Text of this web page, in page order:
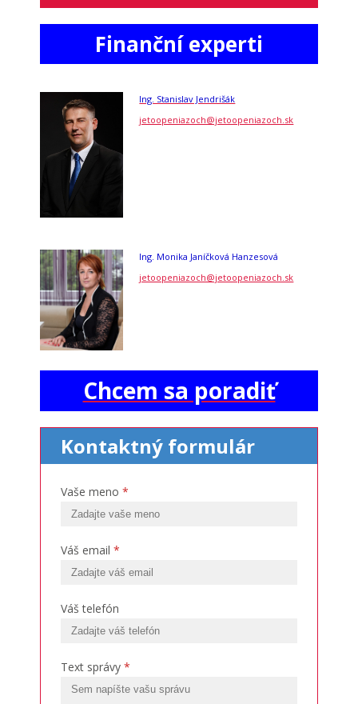
Finanční experti
Ing. Stanislav Jendrišák
jetoopeniazoch@jetoopeniazoch.sk
Ing. Monika Janíčková Hanzesová
jetoopeniazoch@jetoopeniazoch.sk
Chcem sa poradiť
Kontaktný formulár
Vaše meno *
Váš email *
Váš telefón
Text správy *